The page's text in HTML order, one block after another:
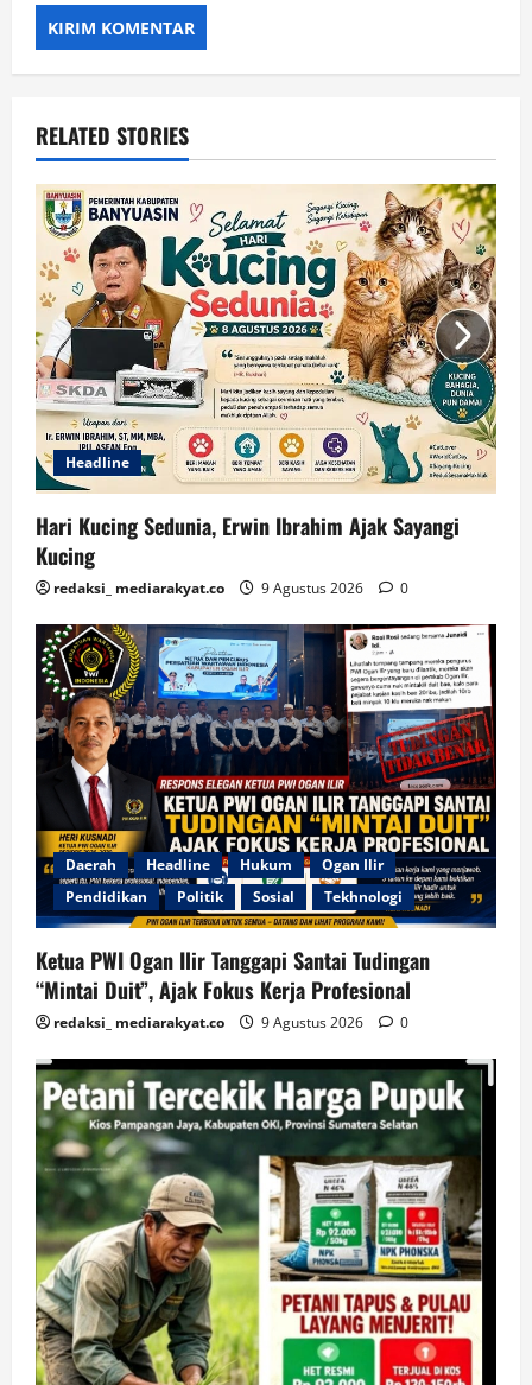
RELATED STORIES
Headline
Hari Kucing Sedunia, Erwin Ibrahim Ajak Sayangi
Kucing
redaksi_ mediarakyat.co 9 Agustus 2026 0
Daerah Headline Hukum
Ogan Ilir
Pendidikan
Politik Sosial Tekhnologi
Ketua PWI Ogan Ilir Tanggapi Santai Tudingan
“Mintai Duit”, Ajak Fokus Kerja Profesional
redaksi_ mediarakyat.co 9 Agustus 2026 0